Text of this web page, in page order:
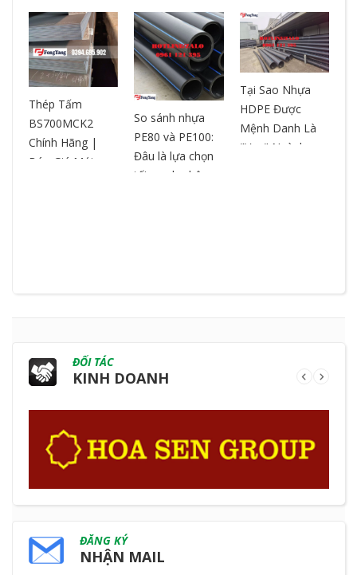
Thép Tấm
BS700MCK2
Chính Hãng |
Báo Giá Mới
So sánh nhựa
PE80 và PE100:
Đâu là lựa chọn
tối ưu cho hệ
Tại Sao Nhựa
HDPE Được
Mệnh Danh Là
"Vua" Ngành
ĐỐI TÁC
KINH DOANH
ĐĂNG KÝ
NHẬN MAIL